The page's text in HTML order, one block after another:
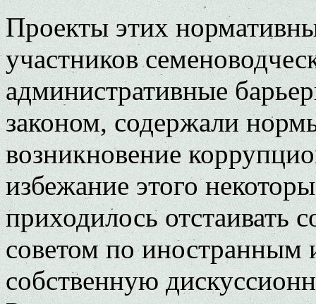
Проекты этих
участников
административные
законом, содержали
возникновение
избежание этого
приходилось отстаивать
советом по
собственную